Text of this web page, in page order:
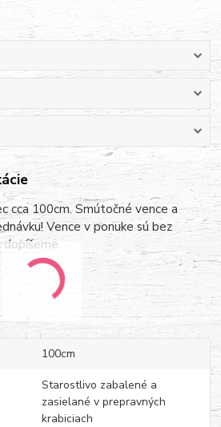
cca 100cm. Smútočné vence a
Vence v ponuke sú bez
100cm
Starostlivo zabalené a
zasielané v prepravných
krabiciach